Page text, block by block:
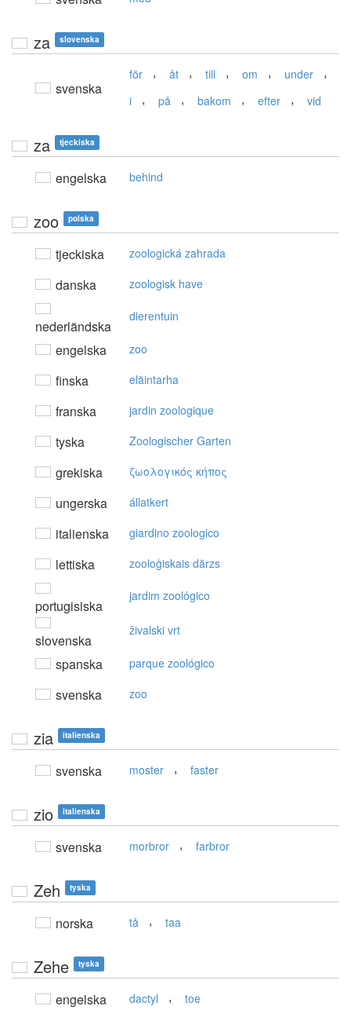
za slovenska
svenska
för , åt , till , om , under ,
i , på , bakom , efter , vid
za tjeckiska
engelska behind
zoo polska
tjeckiska zoologická zahrada
danska zoologisk have
nederländska
dierentuin
engelska zoo
finska eläintarha
franska jardin zoologique
tyska Zoologischer Garten
grekiska ζωoλoγικός κήπoς
ungerska állatkert
italienska giardino zoologico
lettiska zooloģiskais dārzs
portugisiska
jardim zoológico
slovenska
živalski vrt
spanska parque zoológico
svenska zoo
zia italienska
svenska moster , faster
zio italienska
svenska morbror , farbror
Zeh tyska
norska tå , taa
Zehe tyska
engelska dactyl , toe